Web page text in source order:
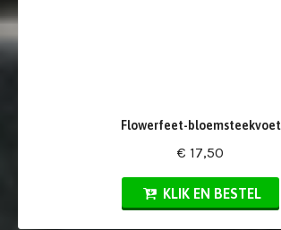
Flowerfeet-bloemsteekvoet
€ 17,50
KLIK EN BESTEL